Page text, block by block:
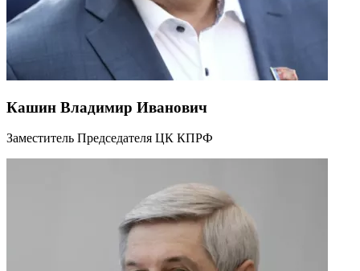
Кашин Владимир Иванович
Заместитель Председателя ЦК КПРФ